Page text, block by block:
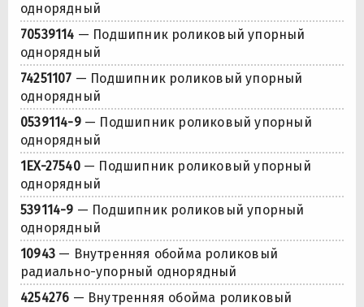
однорядный
70539114 — Подшипник роликовый упорный
однорядный
74251107 — Подшипник роликовый упорный
однорядный
0539114-9— Подшипник роликовый упорный
однорядный
1EX-27540— Подшипник роликовый упорный
однорядный
539114-9 — Подшипник роликовый упорный
однорядный
10943— Внутренняя обойма роликовый
радиально-упорный однорядный
4254276 — Внутренняя обойма роликовый